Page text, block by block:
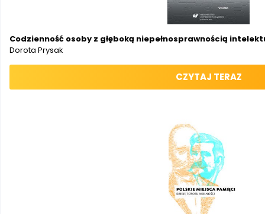
Codzienność osoby z głęboką niepełnosprawnością
Dorota Prysak
CZYTAJ TERAZ